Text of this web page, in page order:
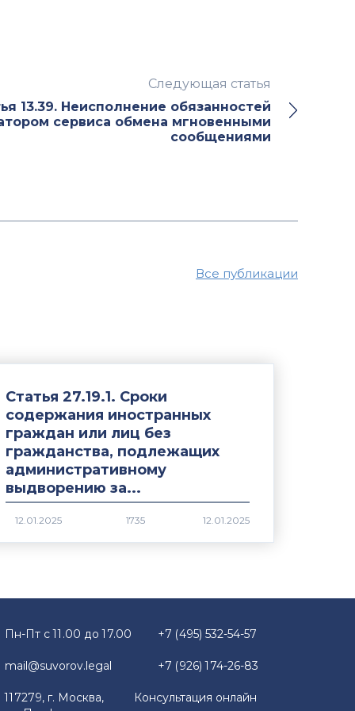
Следующая статья
13.39. Неисполнение обязанностей
сервиса обмена мгновенными
сообщениями
Все публикации
Статья 27.19.1. Сроки
содержания иностранных
граждан или лиц без
гражданства, подлежащих
административному
выдворению за...
1735
Пн-Пт с 11.00 до 17.00
mail@suvorov.legal
117279, г. Москва,
+7 (495) 532-54-57
+7 (926) 174-26-83
Консультация онлайн